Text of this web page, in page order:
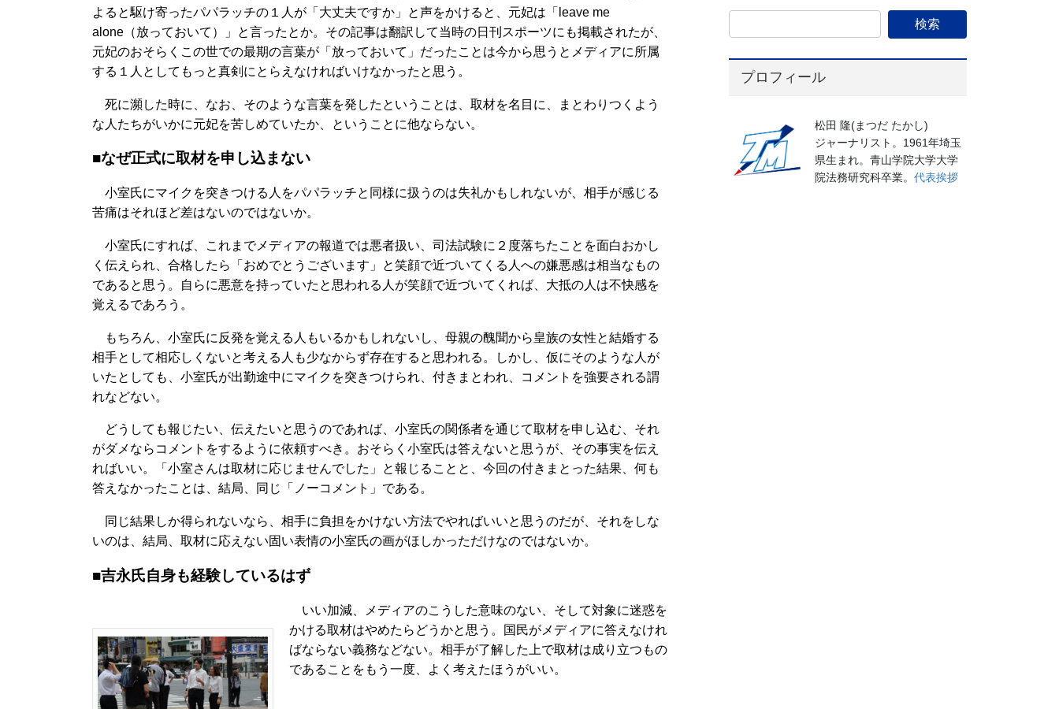
よると駆け寄ったパパラッチの１人が「大丈夫ですか」と声をかけると、元妃は「leave me
alone（放っておいて）」と言ったとか。その記事は翻訳して当時の日刊スポーツにも掲載されたが、
元妃のおそらくこの世での最期の言葉が「放っておいて」だったことは今から思うとメディアに所属
する１人としてもっと真剣にとらえなければいけなかったと思う。
死に瀕した時に、なお、そのような言葉を発したということは、取材を名目に、まとわりつくよう
な人たちがいかに元妃を苦しめていたか、ということに他ならない。
■なぜ正式に取材を申し込まない
小室氏にマイクを突きつける人をパパラッチと同様に扱うのは失礼かもしれないが、相手が感じる
苦痛はそれほど差はないのではないか。
小室氏にすれば、これまでメディアの報道では悪者扱い、司法試験に２度落ちたことを面白おかし
く伝えられ、合格したら「おめでとうございます」と笑顔で近づいてくる人への嫌悪感は相当なもの
であると思う。自らに悪意を持っていたと思われる人が笑顔で近づいてくれば、大抵の人は不快感を
覚えるであろう。
もちろん、小室氏に反発を覚える人もいるかもしれないし、母親の醜聞から皇族の女性と結婚する
相手として相応しくないと考える人も少なからず存在すると思われる。しかし、仮にそのような人が
いたとしても、小室氏が出勤途中にマイクを突きつけられ、付きまとわれ、コメントを強要される謂
れなどない。
どうしても報じたい、伝えたいと思うのであれば、小室氏の関係者を通じて取材を申し込む、それ
がダメならコメントをするように依頼すべき。おそらく小室氏は答えないと思うが、その事実を伝え
ればいい。「小室さんは取材に応じませんでした」と報じることと、今回の付きまとった結果、何も
答えなかったことは、結局、同じ「ノーコメント」である。
同じ結果しか得られないなら、相手に負担をかけない方法でやればいいと思うのだが、それをしな
いのは、結局、取材に応えない固い表情の小室氏の画がほしかっただけなのではないか。
■吉永氏自身も経験しているはず
いい加減、メディアのこうした意味のない、そして対象に迷惑を
かける取材はやめたらどうかと思う。国民がメディアに答えなけれ
ばならない義務などない。相手が了解した上で取材は成り立つもの
であることをもう一度、よく考えたほうがいい。
プロフィール
松田 隆(まつだ たかし)
ジャーナリスト。1961年埼玉
県生まれ。青山学院大学大学
院法務研究科卒業。代表挨拶